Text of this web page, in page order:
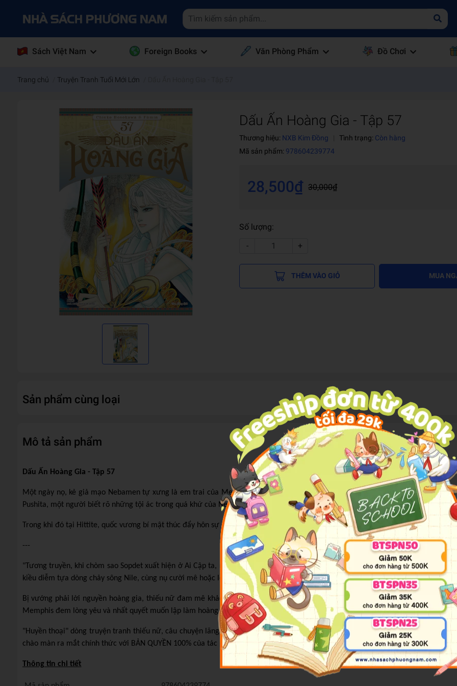
Sách Việt Nam Foreign Books Văn Phòng Phẩm Đồ Chơi
Trang chủ Truyện Tranh Tuổi Mới Lớn
Dấu Ấn Hoàng Gia - Tập 57
Thương hiệu: NXB Kim Đồng Tình trạng: Còn hàng
Mã sản phẩm: 978604239774
28,500₫ 30,000₫
Số lượng:
-
+
THÊM VÀO GIỎ MUA
Sản phẩm cùng loại
Mô tả sản phẩm
Dấu Ấn Hoàng Gia - Tập 57
Một ngày nọ, kẻ giả mạo Nebamen tự xưng là em trai của Memphis bất ngờ xuất hiện và bắt đầu ở lại hoàng cung. Quốc
Pushita, một người biết rõ những tội ác trong quá khứ của Nebamen đến Ai Cập.
Trong khi đó tại Hittite, quốc vương bí mật thúc đẩy hôn sự giữa hoàng tử Izmir và công chúa của Thracia nhằm thực hiện tham
---
"Tương truyền, khi chòm sao Sopdet xuất hiện ở Ai Cập ta, một thiếu nữ hoàng kim tỏa hào quang rực rỡ sẽ hiện thân bên bờ
kiều diễm tựa dòng chảy sông Nile, cùng nụ cười mê hoặc lòng người, thiếu nữ do mẹ hiền sông Nile hạ sinh sẽ ban phước lành
Bị vướng phải lời nguyền hoàng gia, thiếu nữ đam mê khảo cổ học Carol đã bị đưa về thế giới 3000 năm trước. Tại đây, cô
Memphis đem lòng yêu và nhất quyết muốn lập làm hoàng hậu. Tuy nhiên, bủa vây xung quanh họ là những âm mưu và toan
"Huyền thoại" dòng truyện tranh thiếu nữ, câu chuyện lãng mạn kì ảo vượt thời - không nơi vùng đất Ai Cập cổ đại huyền bí
chào màn ra mắt chính thức với BẢN QUYỀN 100% của tác phẩm kinh điển gắn liền với hồi ức của nhiều thế hệ độc giả.
Thông tin chi tiết